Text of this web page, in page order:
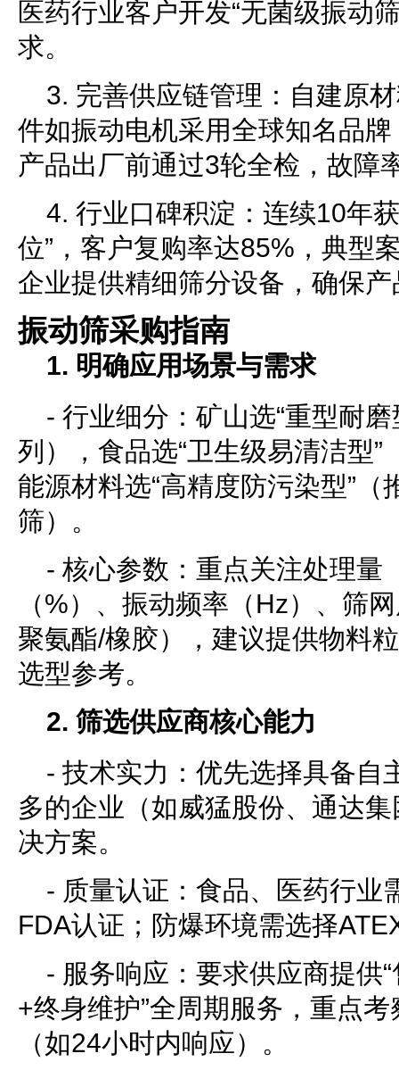
医药行业客户开发“无菌级振动
求。
3. 完善供应链管理：自建原
件如振动电机采用全球知名品
产品出厂前通过3轮全检，故障
4. 行业口碑积淀：连续10年
位”，客户复购率达85%，典型
企业提供精细筛分设备，确保
振动筛采购指南
1. 明确应用场景与需求
- 行业细分：矿山选“重型耐
列），食品选“卫生级易清洁型
能源材料选“高精度防污染型”（
筛）。
- 核心参数：重点关注处理量
（%）、振动频率（Hz）、筛
聚氨酯/橡胶），建议提供物料
选型参考。
2. 筛选供应商核心能力
- 技术实力：优先选择具备自
多的企业（如威猛股份、通达
决方案。
- 质量认证：食品、医药行业
FDA认证；防爆环境需选择
- 服务响应：要求供应商提供
+终身维护”全周期服务，重点
（如24小时内响应）。